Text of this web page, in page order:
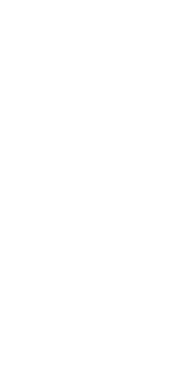
行社。他们
林院的奇女子